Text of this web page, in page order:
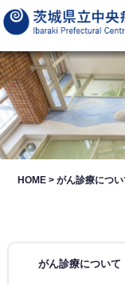
HOME >がん診療につい
がん診療について